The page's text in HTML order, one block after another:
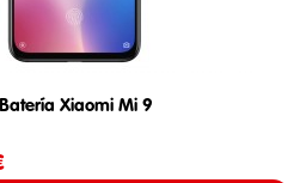
Xiaomi Mi 9